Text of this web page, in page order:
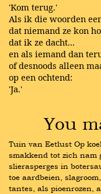
'Kom terug.'
Als ik die woorden
dat niemand ze kon
dat ik ze dacht...
en als iemand dan
of desnoods alleen
op een ochtend:
'Ja.'
You
Tuin van Eetlust Op
smakkend tot zich nam
slierasperges in
toe aardbeien,
tantes, als pioenrozen,